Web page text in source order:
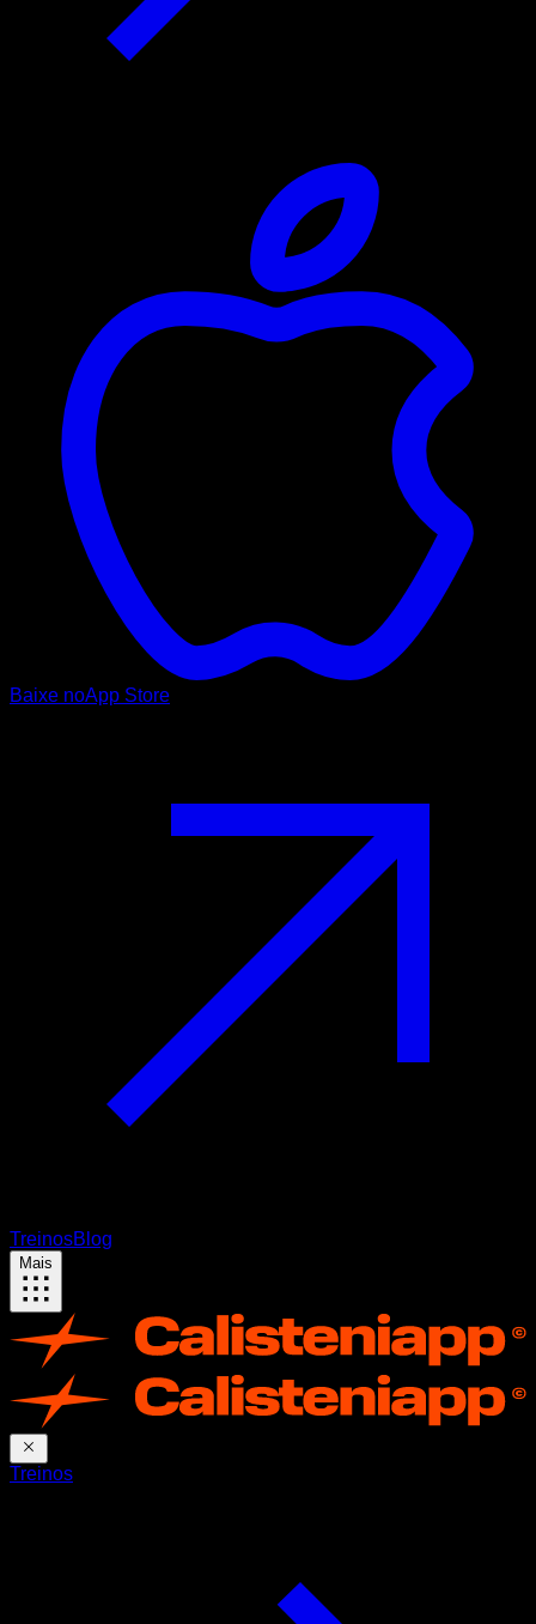
Baixe noApp Store
TreinosBlog
Mais
Treinos